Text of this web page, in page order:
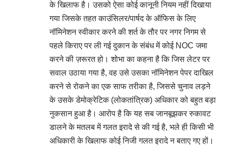
के खिलाफ है। उसको ऐसा कोई कानूनी नियम नहीं दिखाया
गया जिसके तहत काउंसिलर/पार्षद के ऑफिस के लिए
नॉमिनेशन स्वीकार करने की शर्त के तौर पर नगर निगम से
पहले किराए पर ली गई दुकान के संबंध में कोई NOC जमा
करने की ज़रूरत हो। शोभा का कहना है कि जिस लेटर पर
सवाल उठाया गया है, वह उसे उसका नॉमिनेशन पेपर दाखिल
करने से रोकने का एक साफ तरीका है, जिससे चुनाव लड़ने
के उसके डेमोक्रेटिक (लोकतांत्रिक) अधिकार को बहुत बड़ा
नुकसान हुआ है। आरोप है कि यह सब जानबूझकर रुकावट
डालने के मतलब में गलत इरादे से की गई है, भले ही किसी भी
अधिकारी के खिलाफ कोई निजी गलत इरादे न बताए गए हों।